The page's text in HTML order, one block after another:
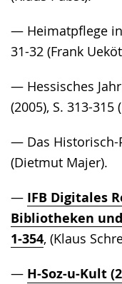
— Heimatpflege in
31-32 (Frank
— Hessisches
(2005), S. 313-
— Das Historisch-
(Dietmut Majer).
— IFB Digitales
Bibliotheken und
1-354, (Klaus
— H-Soz-u-Kult